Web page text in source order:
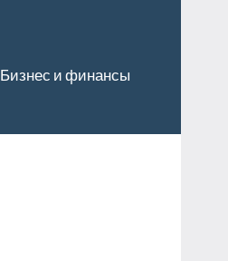
Бизнес и финансы